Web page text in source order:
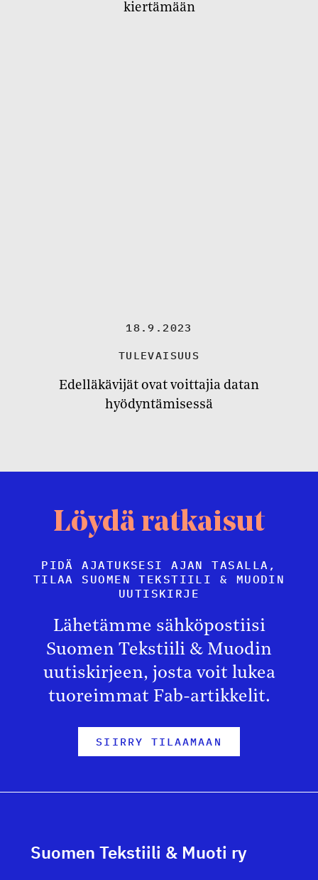
kiertämään
18.9.2023
TULEVAISUUS
Edelläkävijät ovat voittajia datan
hyödyntämisessä
Löydä ratkaisut
PIDÄ AJATUKSESI AJAN TASALLA,
TILAA SUOMEN TEKSTIILI & MUODIN
UUTISKIRJE
Lähetämme sähköpostiisi
Suomen Tekstiili & Muodin
uutiskirjeen, josta voit lukea
tuoreimmat Fab-artikkelit.
SIIRRY TILAAMAAN
Suomen Tekstiili & Muoti ry